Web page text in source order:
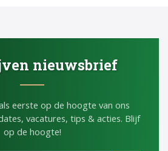
nieuwsbrief
eerste op de hoogte van ons
vacatures, tips & acties. Blijf
op de hoogte!